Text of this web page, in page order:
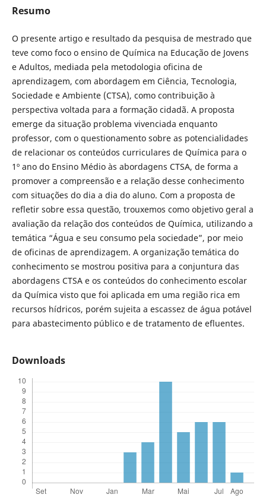
Resumo
O presente artigo e resultado da pesquisa de mestrado que
teve como foco o ensino de Química na Educação de Jovens
e Adultos, mediada pela metodologia oficina de
aprendizagem, com abordagem em Ciência, Tecnologia,
Sociedade e Ambiente (CTSA), como contribuição à
perspectiva voltada para a formação cidadã. A proposta
emerge da situação problema vivenciada enquanto
professor, com o questionamento sobre as potencialidades
de relacionar os conteúdos curriculares de Química para o
1º ano do Ensino Médio às abordagens CTSA, de forma a
promover a compreensão e a relação desse conhecimento
com situações do dia a dia do aluno. Com a proposta de
refletir sobre essa questão, trouxemos como objetivo geral a
avaliação da relação dos conteúdos de Química, utilizando a
temática “Água e seu consumo pela sociedade”, por meio
de oficinas de aprendizagem. A organização temática do
conhecimento se mostrou positiva para a conjuntura das
abordagens CTSA e os conteúdos do conhecimento escolar
da Química visto que foi aplicada em uma região rica em
recursos hídricos, porém sujeita a escassez de água potável
para abastecimento público e de tratamento de efluentes.
Downloads